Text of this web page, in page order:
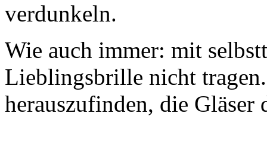
verdunkeln.
Wie auch immer: mit
Lieblingsbrille nicht
herauszufinden, die